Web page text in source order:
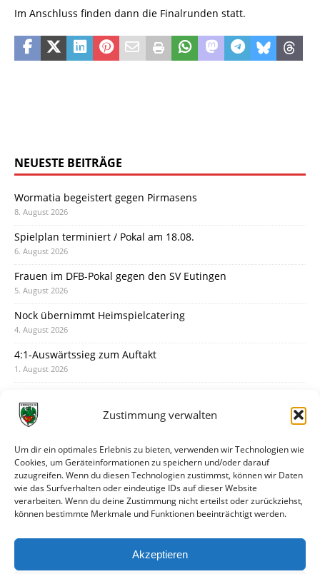
Zustimmung verwalten
Um dir ein optimales Erlebnis zu bieten, verwenden wir Technologien wie
Cookies, um Geräteinformationen zu speichern und/oder darauf
zuzugreifen. Wenn du diesen Technologien zustimmst, können wir Daten
wie das Surfverhalten oder eindeutige IDs auf dieser Website
verarbeiten. Wenn du deine Zustimmung nicht erteilst oder zurückziehst,
können bestimmte Merkmale und Funktionen beeinträchtigt werden.
Akzeptieren
Im Anschluss finden dann die Finalrunden statt.
NEUESTE BEITRÄGE
Wormatia begeistert gegen Pirmasens
8. August 2026
Spielplan terminiert / Pokal am 18.08.
6. August 2026
Frauen im DFB-Pokal gegen den SV Eutingen
5. August 2026
Nock übernimmt Heimspielcatering
4. August 2026
4:1-Auswärtssieg zum Auftakt
1. August 2026
31. Juli 2026
30. Juli 2026
Deine Spielminute: 89+1
28. Juli 2026
Neuer Rückensponsor
Neue Podcast-Folge: So tickt Björn!
27. Juli 2026